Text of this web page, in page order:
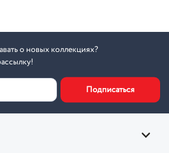
о новых коллекциях?
Подписаться